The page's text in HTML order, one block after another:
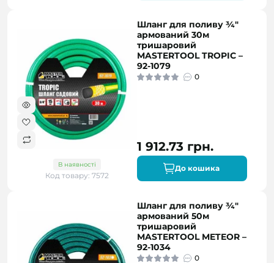
В наявності
Код товару: 7572
Шланг для поливу ¾"
армований 30м
тришаровий
MASTERTOOL TROPIC –
92-1079
0
1 912.73 грн.
До кошика
Шланг для поливу ¾"
армований 50м
тришаровий
MASTERTOOL METEOR –
92-1034
0